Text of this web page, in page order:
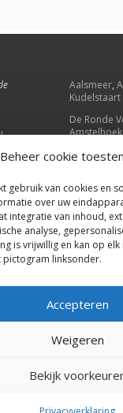
Beheer cookie
gebruik van cookies en
over uw
integratie van inhoud,
analyse,
is vrijwillig en kan op
pictogram linksonder.
Accepteren
Weigeren
Bekijk
Aalsmeer,
Kudelstaart
De Ronde
Amstelhoek
Uithoornen
Contact
Andere
Bezorgklacht
Vacatures
De Ronde Venen